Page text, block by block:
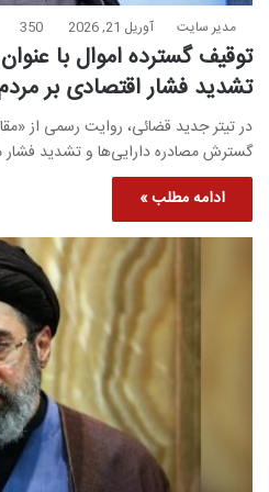
مدیر سایت آوریل 21, 2026 350
توقیف گسترده اموال با
تشدید فشار اقتصادی بر
در تیتر جدید قضائی، روایت رسمی از
گسترش مصادره دارایی‌ها و تشدید فشار
ادامه مطلب »